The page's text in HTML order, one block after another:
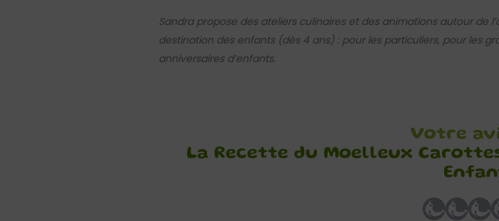
Sandra propose des ateliers culinaires et des animations autour de
destination des enfants (dès 4 ans) : pour les particuliers, pour les
anniversaires d’enfants.
Votre
La Recette du Moelleux